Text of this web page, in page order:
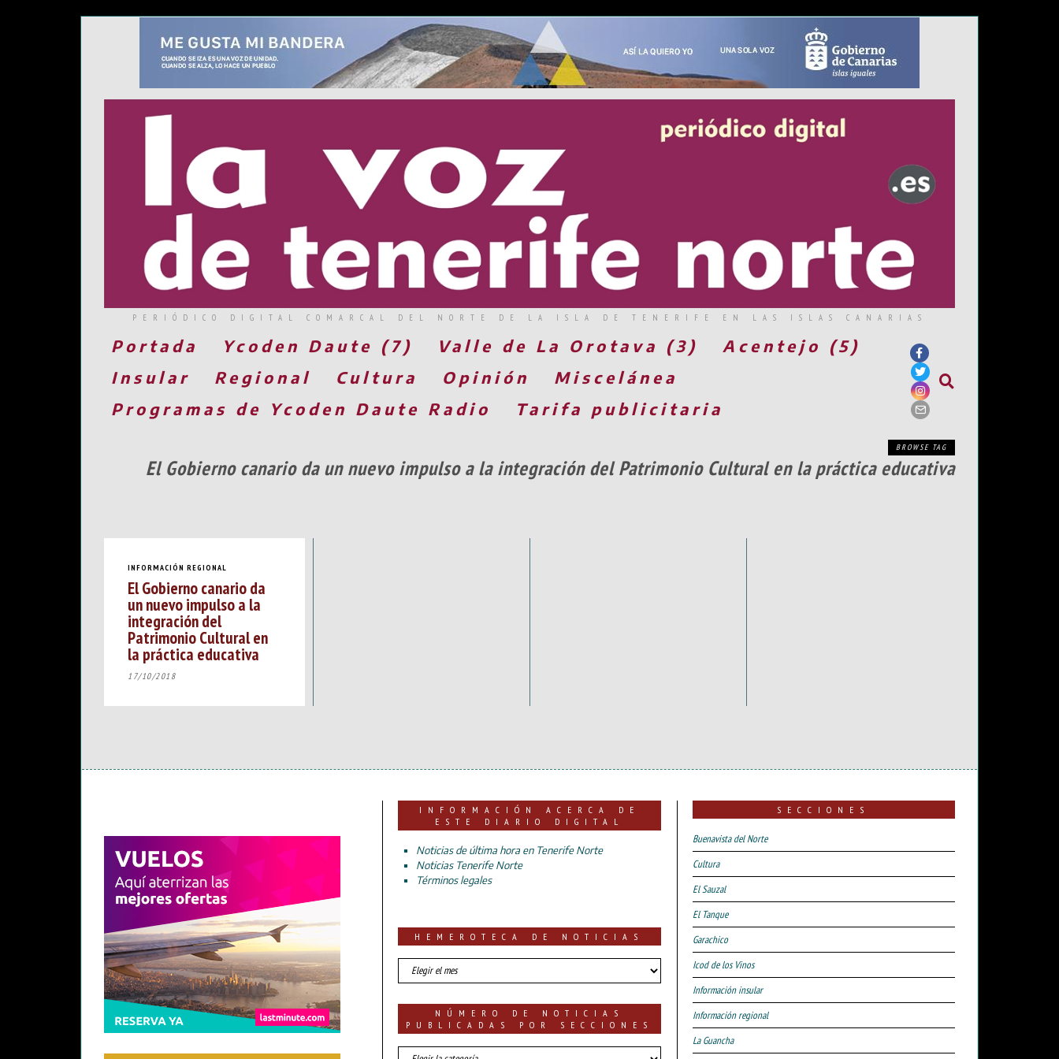
PERIÓDICO DIGITAL COMARCAL DEL NORTE DE LA ISLA DE TENERIFE EN LAS ISLAS CANARIAS
Portada Ycoden Daute (7) Valle de La Orotava (3)
Acentejo (5)
Insular
Regional Cultura Opinión
Miscelánea
Programas de Ycoden Daute Radio
Tarifa publicitaria
BROWSE TAG
El Gobierno canario da un nuevo impulso a la integración del Patrimonio Cultural en la práctica educativa
INFORMACIÓN REGIONAL
El Gobierno canario da
un nuevo impulso a la
integración del
Patrimonio Cultural en
la práctica educativa
17/10/2018
INFORMACIÓN ACERCA DE
ESTE DIARIO DIGITAL
Noticias de última hora en Tenerife Norte
Noticias Tenerife Norte
Términos legales
HEMEROTECA DE NOTICIAS
HEMEROTECA
DE
NÚMERO DE NOTICIAS
PUBLICADAS POR SECCIONES
número
SECCIONES
Buenavista del Norte
Cultura
El Sauzal
El Tanque
Garachico
Icod de los Vinos
Información insular
Información regional
La Guancha